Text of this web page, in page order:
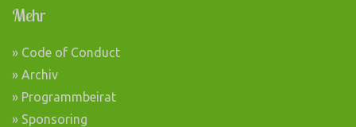
Mehr
» Code of Conduct
» Archiv
» Programmbeirat
» Sponsoring